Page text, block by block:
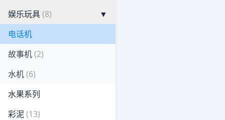
娱乐玩具(8)
▼
电话机
故事机(2)
水机(6)
水果系列
彩泥(13)